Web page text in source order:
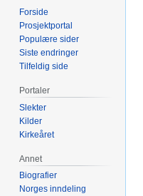
Forside
Prosjektportal
Populære sider
Siste endringer
Tilfeldig side
Portaler
Slekter
Kilder
Kirkeåret
Annet
Biografier
Norges inndeling